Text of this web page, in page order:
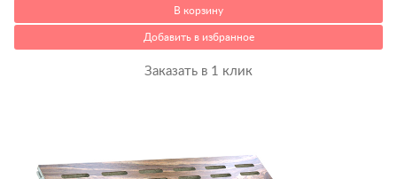
В корзину
Добавить в избранное
Заказать в 1 клик